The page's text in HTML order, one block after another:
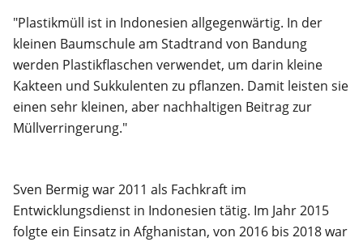
"Plastikmüll ist in Indonesien allgegenwärtig. In der
kleinen Baumschule am Stadtrand von Bandung
werden Plastikflaschen verwendet, um darin kleine
Kakteen und Sukkulenten zu pflanzen. Damit leisten sie
einen sehr kleinen, aber nachhaltigen Beitrag zur
Müllverringerung."
Sven Bermig war 2011 als Fachkraft im
Entwicklungsdienst in Indonesien tätig. Im Jahr 2015
folgte ein Einsatz in Afghanistan, von 2016 bis 2018 war